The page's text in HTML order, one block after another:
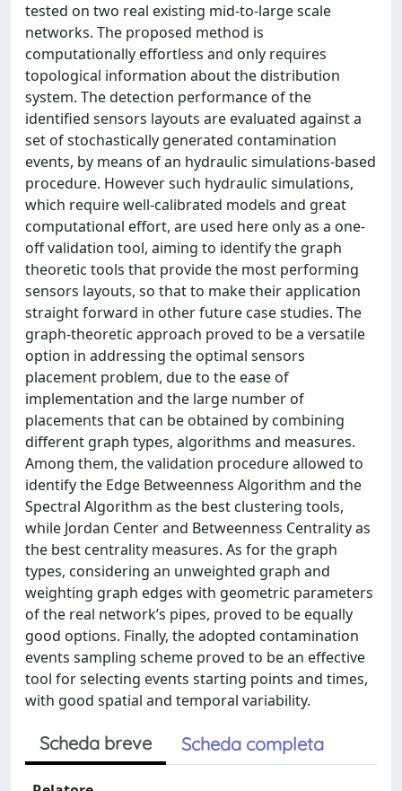
tested on two real existing mid-to-large scale
networks. The proposed method is
computationally effortless and only requires
topological information about the distribution
system. The detection performance of the
identified sensors layouts are evaluated against a
set of stochastically generated contamination
events, by means of an hydraulic simulations-based
procedure. However such hydraulic simulations,
which require well-calibrated models and great
computational effort, are used here only as a one-
off validation tool, aiming to identify the graph
theoretic tools that provide the most performing
sensors layouts, so that to make their application
straight forward in other future case studies. The
graph-theoretic approach proved to be a versatile
option in addressing the optimal sensors
placement problem, due to the ease of
implementation and the large number of
placements that can be obtained by combining
different graph types, algorithms and measures.
Among them, the validation procedure allowed to
identify the Edge Betweenness Algorithm and the
Spectral Algorithm as the best clustering tools,
while Jordan Center and Betweenness Centrality as
the best centrality measures. As for the graph
types, considering an unweighted graph and
weighting graph edges with geometric parameters
of the real network’s pipes, proved to be equally
good options. Finally, the adopted contamination
events sampling scheme proved to be an effective
tool for selecting events starting points and times,
with good spatial and temporal variability.
Scheda breve Scheda completa